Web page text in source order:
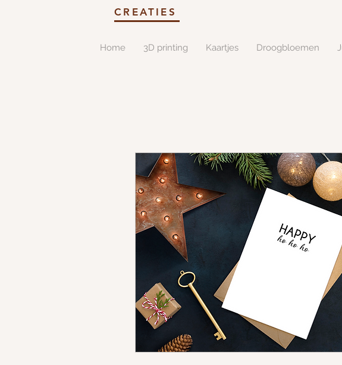
CREATIES
Home 3D printing Kaartjes Droogbloemen